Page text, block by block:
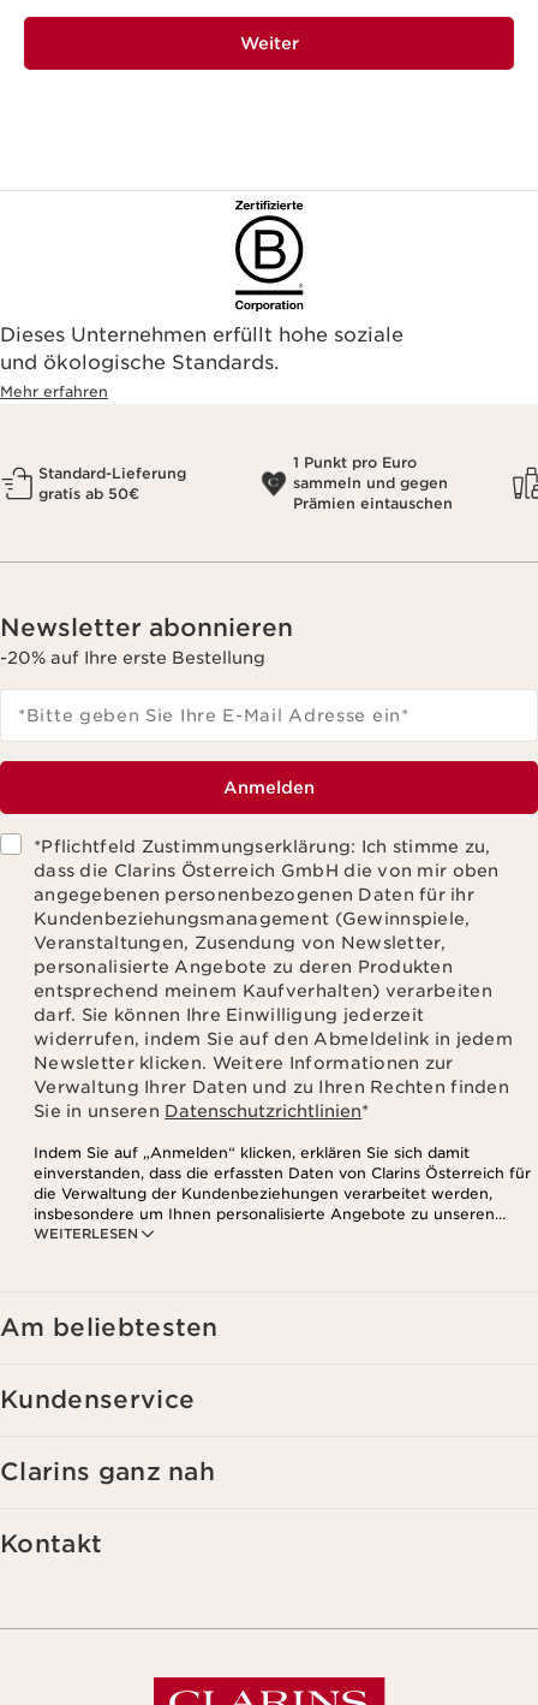
Weiter
Dieses Unternehmen erfüllt hohe soziale
und ökologische Standards.
Mehr erfahren
Standard-Lieferung
gratis ab 50€
1 Punkt pro Euro
sammeln und gegen
Prämien eintauschen
Newsletter abonnieren
-20% auf Ihre erste Bestellung
*Bitte geben Sie Ihre E-Mail Adresse ein*
Anmelden
*Pflichtfeld Zustimmungserklärung: Ich stimme zu,
dass die Clarins Österreich GmbH die von mir oben
angegebenen personenbezogenen Daten für ihr
Kundenbeziehungsmanagement (Gewinnspiele,
Veranstaltungen, Zusendung von Newsletter,
personalisierte Angebote zu deren Produkten
entsprechend meinem Kaufverhalten) verarbeiten
darf. Sie können Ihre Einwilligung jederzeit
widerrufen, indem Sie auf den Abmeldelink in jedem
Newsletter klicken. Weitere Informationen zur
Verwaltung Ihrer Daten und zu Ihren Rechten finden
Sie in unseren Datenschutzrichtlinien*
WEITERLESEN
Indem Sie auf „Anmelden“ klicken, erklären Sie sich damit
einverstanden, dass die erfassten Daten von Clarins Österreich für
die Verwaltung der Kundenbeziehungen verarbeitet werden,
insbesondere um Ihnen personalisierte Angebote zu unseren
Produkten und Dienstleistungen entsprechend Ihrem
Am beliebtesten
Kundenservice
Clarins ganz nah
Kontakt